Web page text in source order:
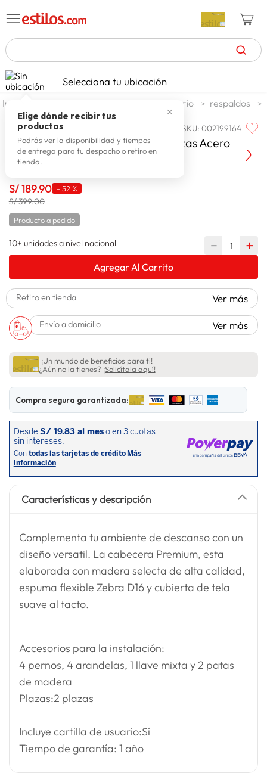
TÉRMINOS MÁS BUSCADOS
1. zapatillas mujer
2. celulares
3. zapatillas hombre
4. moda
6. tv
7. terrex
8 laptop
10. lavadora
Selecciona tu ubicación
✕
Elige dónde recibir tus
productos
Podrás ver la disponibilidad y tiempos
de entrega para tu despacho o retiro en
tienda.
dormitorio muebles de dormitorio respaldos
PARAISO SKU:002199164
Paraiso Cabecera Premium 2 Plazas Acero
S/189.90 - 52 %
S/ 399.00
Producto a pedido
10+ unidades a nivel nacional ＋
－
Agregar Al Carrito
Retiro en tienda Ver más
Envío a domicilio Ver más
¡Un mundo de beneficios para ti!
¿Aún no la tienes? ¡Solicítala aquí!
Compra segura garantizada:
Características y descripción
Complementa tu ambiente de descanso con un
diseño versatil. La cabecera Premium, esta
elaborada con madera selecta de alta calidad,
espuma flexible Zebra D16 y cubierta de tela
suave al tacto.
Accesorios para la instalación:
4 pernos, 4 arandelas, 1 llave mixta y 2 patas
de madera
Plazas:2 plazas
Incluye cartilla de usuario:Sí
Tiempo de garantía: 1 año